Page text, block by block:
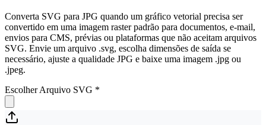
Converta SVG para JPG quando um gráfico vetorial precisa ser
convertido em uma imagem raster padrão para documentos, e-mail,
envios para CMS, prévias ou plataformas que não aceitam arquivos
SVG. Envie um arquivo .svg, escolha dimensões de saída se
necessário, ajuste a qualidade JPG e baixe uma imagem .jpg ou
.jpeg.
Escolher Arquivo SVG *